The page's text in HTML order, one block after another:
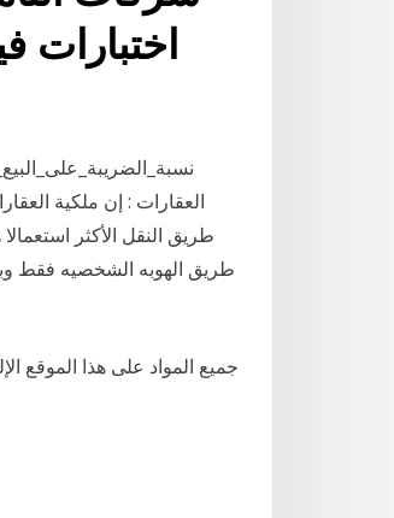
اختبارات
العقارات : إن ملكية
طريق النقل الأكثر
طريق الهوبه الشخصيه فقط
جميع المواد على هذا الموقع